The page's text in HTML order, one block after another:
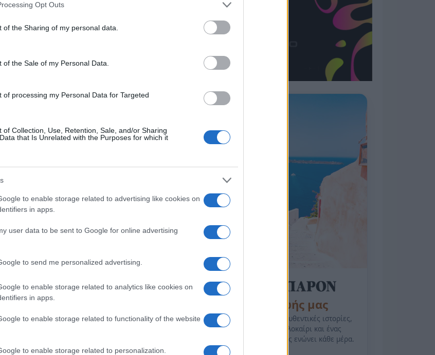
Opt Outs
of the Sharing of my personal data.
of the Sale of my Personal Data.
of processing my Personal Data for Targeted
of Collection, Use, Retention, Sale, and/or Sharing
that Is Unrelated with the Purposes for which it
to enable storage related to advertising like cookies on
in apps.
user data to be sent to Google for online advertising
to send me personalized advertising.
to enable storage related to analytics like cookies on
in apps.
to enable storage related to functionality of the website
to enable storage related to personalization.
– Το kitchen trick που κάθε foodie
πρέπει να ξέρει
Τηλεοπτικά «Μαγειρέματα», Ψηφιακοί
βοριάδες και σταδιακή άνοδο της
της Ζωής μας
Οι άνθρωποι, οι αυθεντικές ιστορίες,
το ελληνικό καλοκαίρι και ένας
πολιτισμός που μας ενώνει κάθε μέρα.